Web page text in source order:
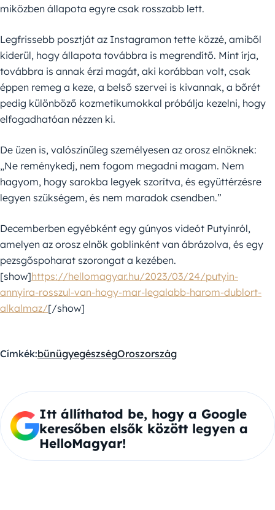
miközben állapota egyre csak rosszabb lett.
Legfrissebb posztját az Instagramon tette közzé, amiből
kiderül, hogy állapota továbbra is megrendítő. Mint írja,
továbbra is annak érzi magát, aki korábban volt, csak
éppen remeg a keze, a belső szervei is kivannak, a bőrét
pedig különböző kozmetikumokkal próbálja kezelni, hogy
elfogadhatóan nézzen ki.
De üzen is, valószínűleg személyesen az orosz elnöknek:
„Ne reménykedj, nem fogom megadni magam. Nem
hagyom, hogy sarokba legyek szorítva, és együttérzésre
legyen szükségem, és nem maradok csendben.”
Decemberben egyébként egy gúnyos videót Putyinról,
amelyen az orosz elnök goblinként van ábrázolva, és egy
pezsgőspoharat szorongat a kezében.
[show]https://hellomagyar.hu/2023/03/24/putyin-
annyira-rosszul-van-hogy-mar-legalabb-harom-dublort-
alkalmaz/[/show]
Címkék:bűnügyegészségOroszország
Itt állíthatod be, hogy a Google
keresőben elsők között legyen a
HelloMagyar!